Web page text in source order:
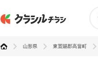
山形県 東置賜郡高畠町